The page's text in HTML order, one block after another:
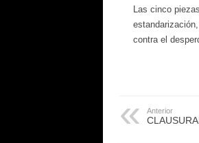
Las cinco
contra el
Anterior